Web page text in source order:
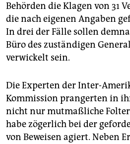
Behörden die Klagen von 31
die nach eigenen Angaben
In drei der Fälle sollen
Büro des zuständigen
verwickelt sein.
Die Experten der Inter-
Kommission prangerten in
nicht nur mutmaßliche Folter
habe zögerlich bei der
von Beweisen agiert. Neben